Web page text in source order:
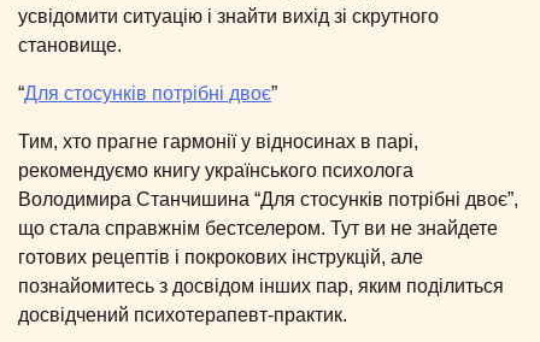
усвідомити ситуацію і знайти вихід зі скрутного
становище.
“Для стосунків потрібні двоє”
Тим, хто прагне гармонії у відносинах в парі,
рекомендуємо книгу українського психолога
Володимира Станчишина “Для стосунків потрібні двоє”,
що стала справжнім бестселером. Тут ви не знайдете
готових рецептів і покрокових інструкцій, але
познайомитесь з досвідом інших пар, яким поділиться
досвідчений психотерапевт-практик.